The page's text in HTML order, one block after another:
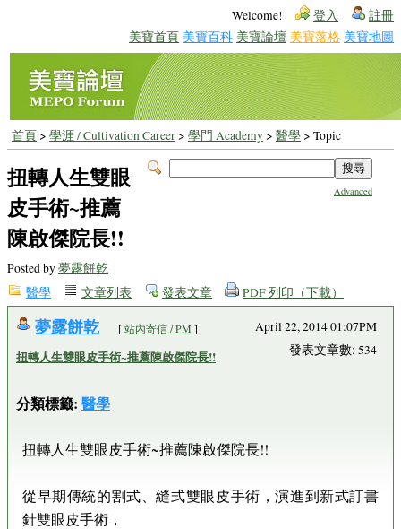
Welcome! 登入 註冊
美寶首頁 美寶百科 美寶論壇 美寶落格 美寶地圖
首頁> 學涯 / Cultivation Career> 學門 Academy> 醫學> Topic
Advanced
扭轉人生雙眼
皮手術~推薦
陳啟傑院長!!
Posted by夢露餅乾
醫學
文章列表 發表文章 PDF 列印（下載）
夢露餅乾 [站內寄信 / PM ]
扭轉人生雙眼皮手術~推薦陳啟傑院長!!
分類標籤: 醫學
April 22, 2014 01:07PM
發表文章數: 534
扭轉人生雙眼皮手術~推薦陳啟傑院長!!
從早期傳統的割式、縫式雙眼皮手術，演進到新式訂書
針雙眼皮手術，